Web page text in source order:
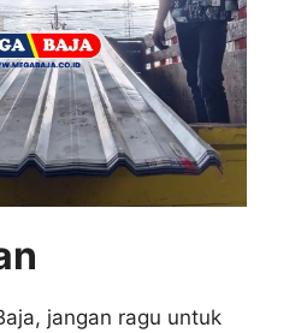
jangan ragu untuk